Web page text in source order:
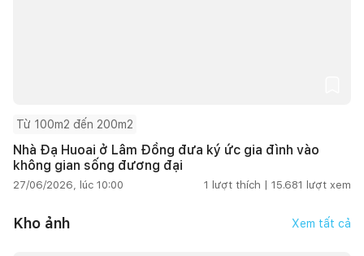
Từ 100m2 đến 200m2
Nhà Đạ Huoai ở Lâm Đồng đưa ký ức gia đình vào
không gian sống đương đại
27/06/2026, lúc 10:00 1 lượt thích | 15.681 lượt xem
Kho ảnh Xem tất cả